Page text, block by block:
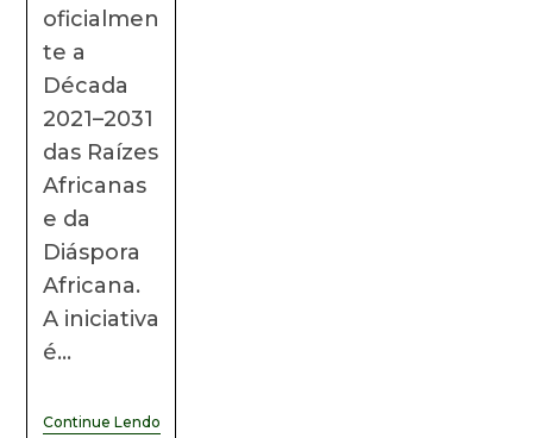
oficialmen
te a
Década
2021–2031
das Raízes
Africanas
e da
Diáspora
Africana.
A iniciativa
é…
Continue Lendo